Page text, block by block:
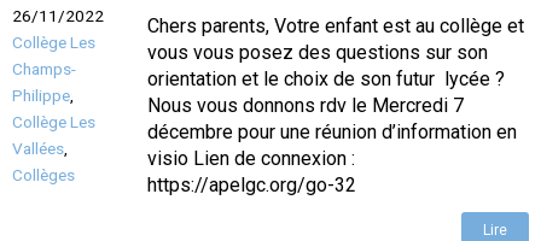
26/11/2022
Collège Les
Champs-
Philippe,
Collège Les
Vallées,
Collèges
Chers parents, Votre enfant est au collège et
vous vous posez des questions sur son
orientation et le choix de son futur lycée ?
Nous vous donnons rdv le Mercredi 7
décembre pour une réunion d’information en
visio Lien de connexion :
https://apelgc.org/go-32
Lire